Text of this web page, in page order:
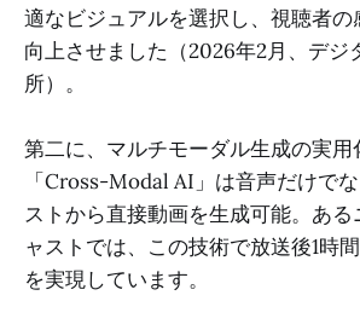
適なビジュアルを選択し、視聴者
向上させました（2026年2月、デジ
所）。
第二に、マルチモーダル生成の実
「Cross-Modal AI」は音声だけで
ストから直接動画を生成可能。ある
ャストでは、この技術で放送後1時
を実現しています。